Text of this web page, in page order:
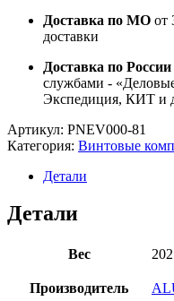
Доставка по МО от
доставки
Доставка по России
службами -
Экспедиция, КИТ и
Артикул: PNEV000-81
Категория: Винтовые
Детали
Детали
Вес
Производитель